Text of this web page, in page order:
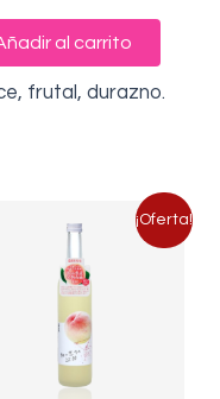
al carrito
frutal, durazno.
¡Oferta!
precio
original
era:
$27.990.
precio